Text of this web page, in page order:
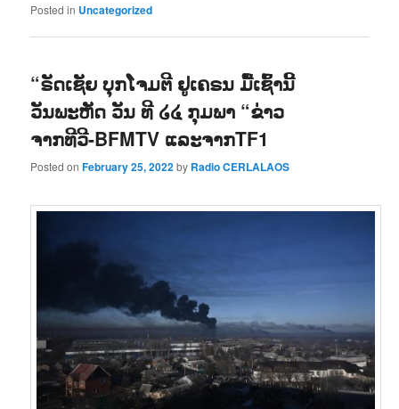
Posted in Uncategorized
“ຣັດເຊັຍ ບຸກໂຈມຕີ ຢູເຄຣນ ມື້ເຊົ້ານີ້
ວັນພະຫັດ ວັນ ທີ ໒໔ ກຸມພາ “ຂ່າວ
ຈາກທີວີ-BFMTV ແລະຈາກTF1
Posted onFebruary 25, 2022by Radio CERLALAOS